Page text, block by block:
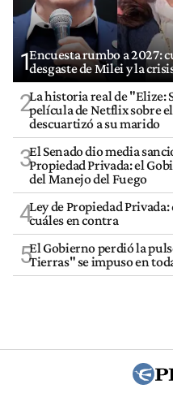
1Encuesta rumbo a 2027:
desgaste de Milei y la
2La historia real de "Elize:
película de Netflix sobre
descuartizó a su marido
3El Senado dio media
Propiedad Privada: el
del Manejo del Fuego
4Ley de Propiedad
cuáles en contra
5El Gobierno perdió la
Tierras" se impuso en